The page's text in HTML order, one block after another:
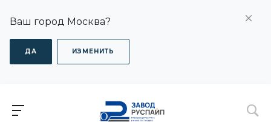
Ваш город Москва?
ДА ИЗМЕНИТЬ